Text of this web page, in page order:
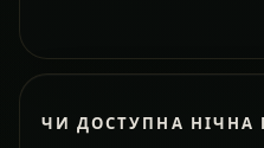
ЧИ ДОСТУПНА НІЧНА